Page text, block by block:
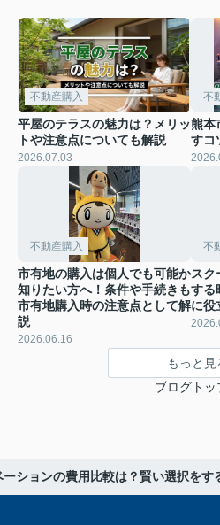
不動産購入
平屋のテラスの魅力は？メリッ
トや注意点についても解説
2026.07.03
不
熊本
すコ
不動産購入
市有地の購入は個人でも可能か
知りたい方へ！条件や手続きも
市有地購入時の注意点として解
説
2026.06.16
不
スク
する
に役
もっと見
ブログトッ
ションの費用比較は？賢い選択を